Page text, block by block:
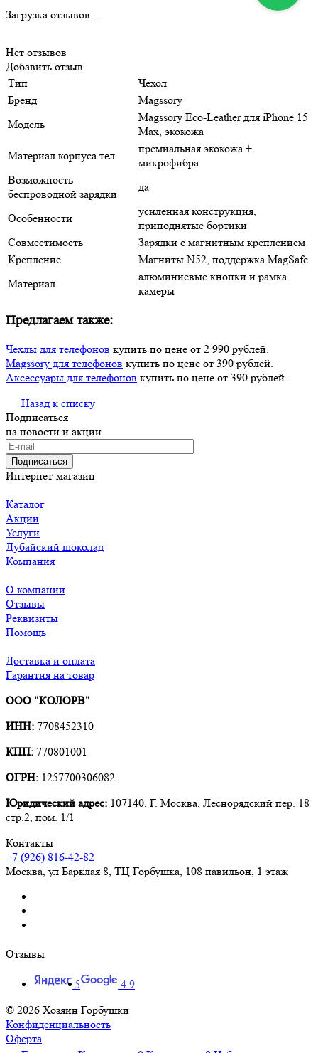
Загрузка отзывов...
Нет отзывов
Добавить отзыв
Тип
Чехол
Бренд
Magssory
Модель
Magssory Eco-Leather для iPhone 15
Max, экокожа
Материал корпуса тел
премиальная экокожа +
микрофибра
Возможность
беспроводной зарядки
да
Особенности
усиленная конструкция,
приподнятые бортики
Совместимость
Зарядки с магнитным креплением
Крепление
Магниты N52, поддержка MagSafe
Материал
алюминиевые кнопки и рамка
камеры
Предлагаем также:
Чехлы для телефонов купить по цене от 2 990 рублей.
Magssory для телефонов купить по цене от 390 рублей.
Аксессуары для телефонов купить по цене от 390 рублей.
Назад к списку
Подписаться
на новости и акции
Подписаться
Интернет-магазин
Каталог
Акции
Услуги
Дубайский шоколад
Компания
О компании
Отзывы
Реквизиты
Помощь
Доставка и оплата
Гарантия на товар
ООО "КОЛОРВ"
ИНН: 7708452310
КПП: 770801001
ОГРН: 1257700306082
Юридический адрес: 107140, Г. Москва, Леснорядский пер. 18
стр.2, пом. 1/1
Контакты
+7 (926) 816-42-82
Москва, ул Барклая 8, ТЦ Горбушка, 108 павильон, 1 этаж
Отзывы
5
4.9
© 2026 Хозяин Горбушки
Конфиденциальность
Оферта